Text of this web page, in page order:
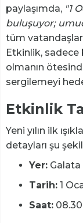
paylaşımda, "1
buluşuyor;
tüm
Etkinlik,
olmanın
sergilemeyi
Etkinlik
Yeni yılın ilk
detayları şu
Yer:
Tarih: 1
Saat: 08.30